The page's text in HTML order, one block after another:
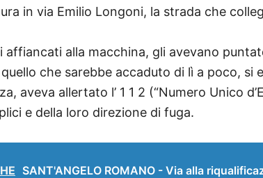
in via Emilio Longoni, la strada che
affiancati alla macchina, gli avevano
che sarebbe accaduto di lì a poco,
aveva allertato l’ 1 1 2 (“Numero Unico
e della loro direzione di fuga.
SANT'ANGELO ROMANO - Via alla